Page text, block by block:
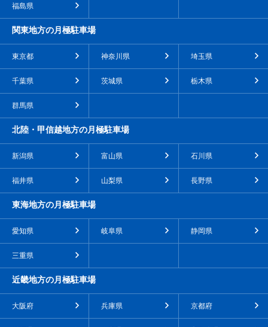
福島県
関東地方の月極駐車場
東京都 神奈川県 埼玉県
千葉県 茨城県 栃木県
群馬県
北陸・甲信越地方の月極駐車場
新潟県 富山県 石川県
福井県 山梨県 長野県
東海地方の月極駐車場
愛知県 岐阜県 静岡県
三重県
近畿地方の月極駐車場
大阪府 兵庫県 京都府